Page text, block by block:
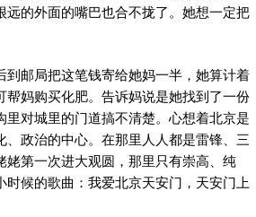
远的外面的嘴巴也合不拢了。她想一定把
到邮局把这笔钱寄给她妈一半，她算计着
帮妈购买化肥。告诉妈说是她找到了一份
里对城里的门道搞不清楚。心想着北京是
、政治的中心。在那里人人都是雷锋、三
姥第一次进大观圆，那里只有崇高、纯
时候的歌曲：我爱北京天安门，天安门上